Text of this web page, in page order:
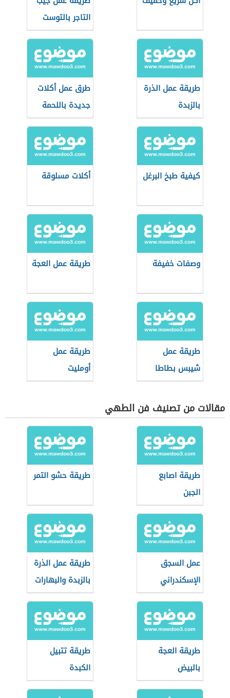
التاجر بالتوست
طريقة عمل الذرة
بالزبدة
طرق عمل أكلات
جديدة باللحمة
المفرومة
كيفية طبخ البرغل أكلات مسلوقة
وصفات خفيفة طريقة عمل العجة
طريقة عمل
شيبس بطاطا
طريقة عمل
أومليت
مقالات من تصنيف فن الطهي
طريقة اصابع
الجبن
طريقة حشو التمر
عمل السجق
الإسكندراني
طريقة عمل الذرة
بالزبدة والبهارات
طريقة العجة
بالبيض
طريقة تتبيل
الكبدة